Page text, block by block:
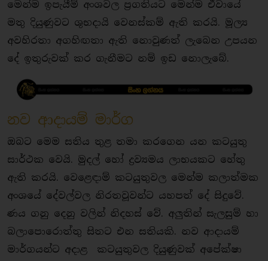
මෙන්ම ඉපැයීම් අංශවල ප්‍රගතියට මෙන්ම ඒවායේ
මතු දියුණුවට ශුභදායි වෙනස්කම් ඇති කරයි. මූල්‍ය
අවහිරතා අගහිඟතා ඇති නොවුණත් ලැබෙන උපයන
දේ ඉතුරුවක් කර ගැනීමට නම් ඉඩ නොලැබේ.
නව ආදායම් මාර්ග
ඔබට මෙම සතිය තුළ තමා කරගෙන යන කටයුතු
සාර්ථක වෙයි. මුදල් හෝ ද්‍රව්‍යමය ලාභයකට හේතු
ඇති කරයි. වෙළෙඳාම් කටයුතුවල මෙන්ම කලාත්මක
අංශයේ දේවල්වල නිරතවූවන්ට යහපත් දේ සිදුවේ.
ණය ගනු දෙනු වලින් නිදහස් වේ. අලුතින් සැලසුම් හා
බලාපොරොත්තු සිතට එන සතියකි. නව ආදායම්
මාර්ගයන්ට අදාළ කටයුතුවල දියුණුවක් අපේක්ෂා